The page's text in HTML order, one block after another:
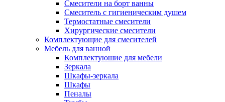
Смесители на борт ванны
Смеситель с гигиеническим душем
Термостатные смесители
Хирургические смесители
Комплектующие для смесителей
Мебель для ванной
Комплектуюшие для мебели
Зеркала
Шкафы-зеркала
Шкафы
Пеналы